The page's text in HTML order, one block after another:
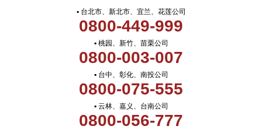
▪ 台北市、新北市、宜兰、花莲公司
0800-449-999
▪ 桃园、新竹、苗栗公司
0800-003-007
▪ 台中、彰化、南投公司
0800-075-555
▪ 云林、嘉义、台南公司
0800-056-777